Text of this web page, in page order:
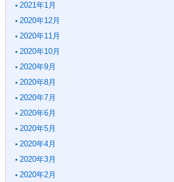
2021年1月
2020年12月
2020年11月
2020年10月
2020年9月
2020年8月
2020年7月
2020年6月
2020年5月
2020年4月
2020年3月
2020年2月